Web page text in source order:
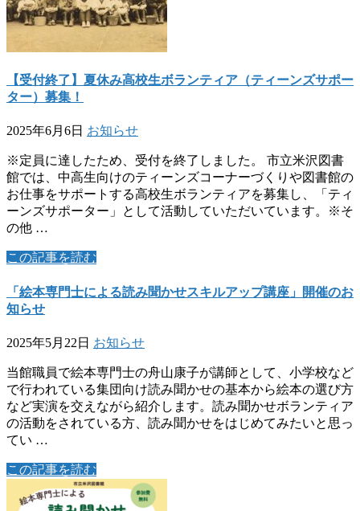
【受付終了】夏休み高校生ボランティア（ティーンズサポー
ター）募集！
2025年6月6日 お知らせ
※定員に達したため、受付を終了しました。 市立米沢図書
館では、中高生向けのティーンズコーナーづくりや図書館の
お仕事をサポートする高校生ボランティアを募集し、「ティ
ーンズサポーター」として活動していただいています。※そ
の他 …
この記事を読む
「絵本専門士による読み聞かせスキルアップ講座」開催のお
知らせ
2025年5月22日 お知らせ
当館職員で絵本専門士の舟山康子が講師として、小学校など
で行われている集団向け読み聞かせの基本から絵本の選び方
など実演を交えながら紹介します。読み聞かせボランティア
の活動をされている方、読み聞かせをはじめてみたいと思っ
てい …
この記事を読む